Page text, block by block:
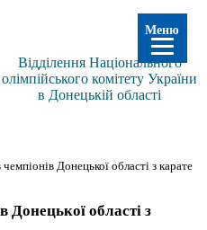
Відділення Національного
олімпійського комітету України
в Донецькій області
Донецької області з карате
Донецької області з
Меню